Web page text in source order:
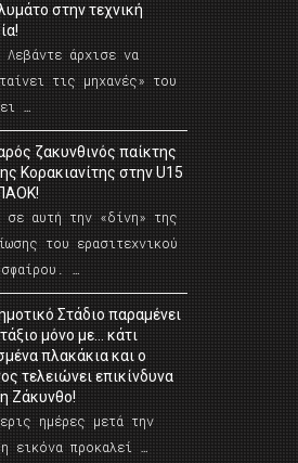
στην τεχνική
άρχισε να
τις μηχανές» του
…
ζακυνθινός παίκτης
Κορακιανίτης στην U15
σε αυτή την «δίνη» της
του ερασιτεχνικού
…
Στάδιο παραμένει
μόνο με… κάτι
πλακάκια και ο
τελειώνει επικίνδυνα
Ζάκυνθο!
ημέρες μετά την
εικόνα προκαλεί …